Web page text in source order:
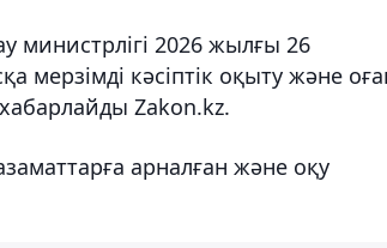
министрлігі 2026 жылғы 26
мерзімді кәсіптік оқыту және
Zakon.kz.
арналған және оқу